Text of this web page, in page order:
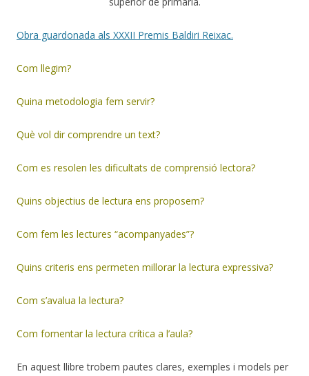
Obra guardonada als XXXII Premis Baldiri Reixac.
Com llegim?
Quina metodologia fem servir?
Què vol dir comprendre un text?
Com es resolen les dificultats de comprensió lectora?
Quins objectius de lectura ens proposem?
Com fem les lectures “acompanyades”?
Quins criteris ens permeten millorar la lectura expressiva?
Com s’avalua la lectura?
Com fomentar la lectura crítica a l’aula?
En aquest llibre trobem pautes clares, exemples i models per